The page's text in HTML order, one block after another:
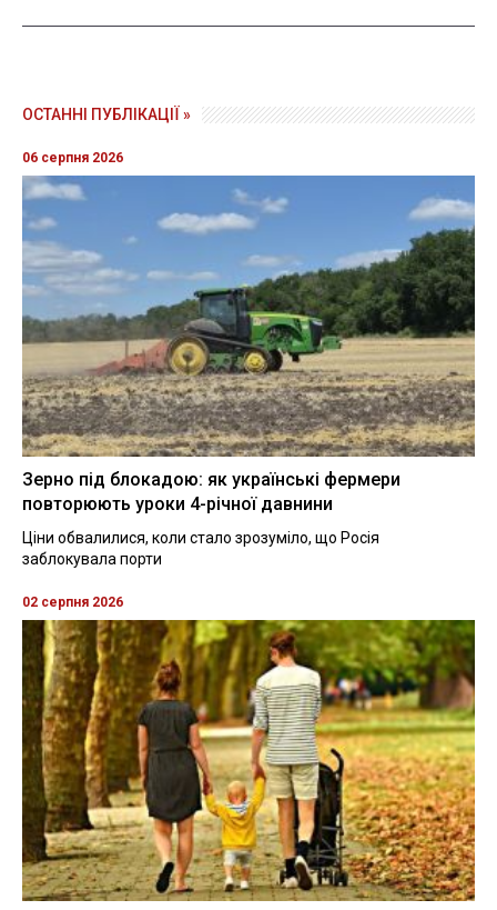
ОСТАННІ ПУБЛІКАЦІЇ »
06 серпня 2026
Зерно під блокадою: як українські фермери
повторюють уроки 4-річної давнини
Ціни обвалилися, коли стало зрозуміло, що Росія
заблокувала порти
02 серпня 2026